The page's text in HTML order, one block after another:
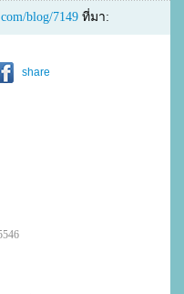
blog/7149 ที่มา:
share